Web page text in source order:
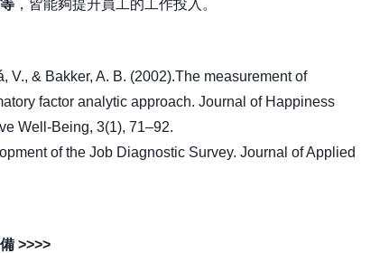
，皆能夠提升員工的工作投入。
V., & Bakker, A. B. (2002).The measurement of
factor analytic approach. Journal of Happiness
Well-Being, 3(1), 71–92.
of the Job Diagnostic Survey. Journal of Applied
>>>>